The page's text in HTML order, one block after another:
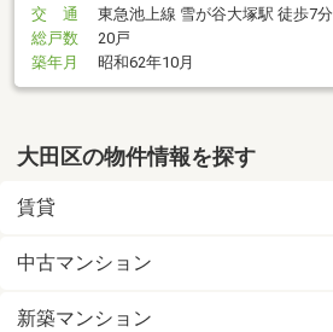
交 通
東急池上線 雪が谷大塚駅 徒歩7分
総戸数
20戸
築年月
昭和62年10月
大田区の物件情報を探す
賃貸
中古マンション
新築マンション